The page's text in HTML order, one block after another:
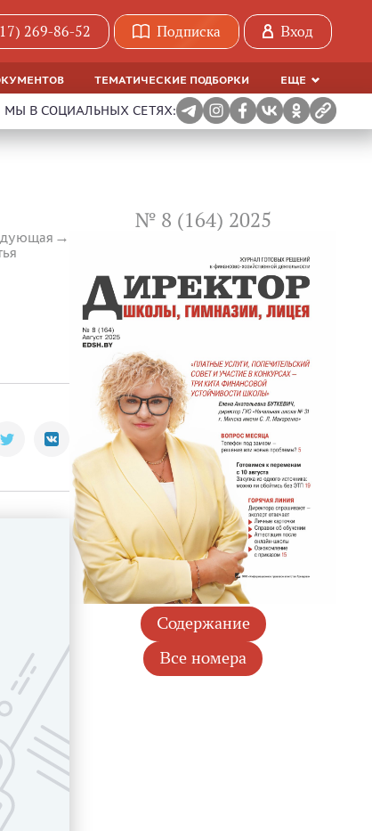
269-86-52 Подписка Вход
ТЕМАТИЧЕСКИЕ ПОДБОРКИ ЕЩЕ
МЫ В СОЦИАЛЬНЫХ СЕТЯХ:
№ 8 (164) 2025